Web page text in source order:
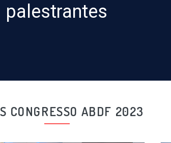
palestrantes
CONGRESSO ABDF 2023